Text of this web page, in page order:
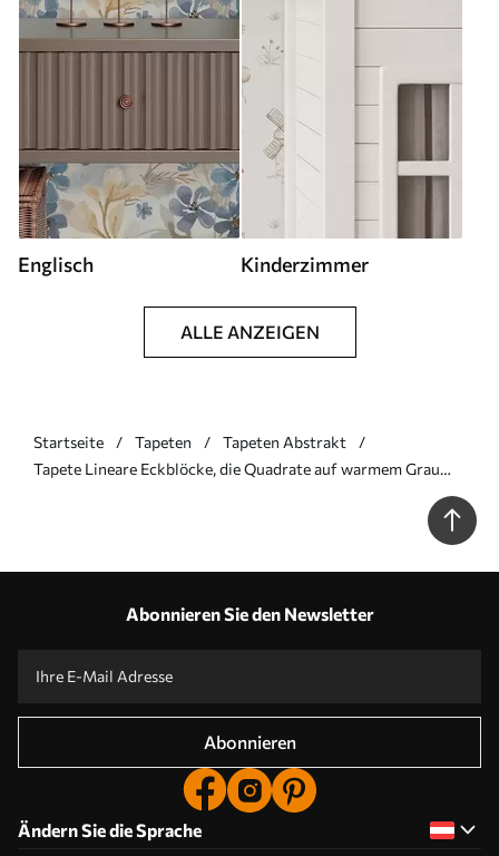
Englisch Kinderzimmer
ALLE ANZEIGEN
Startseite Tapeten
Tapeten Abstrakt
Tapete Lineare Eckblöcke, die Quadrate auf warmem Grau
Abonnieren Sie den Newsletter
Abonnieren
Ändern Sie die Sprache